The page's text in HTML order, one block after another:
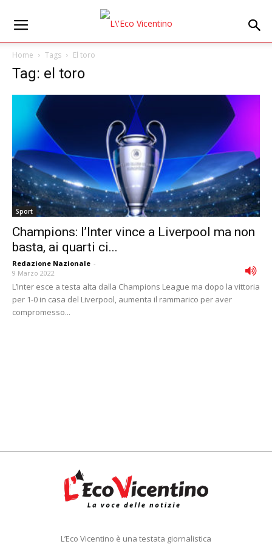
Home Tags El toro
Tag: el toro
Sport
Champions: l’Inter vince a Liverpool ma non
basta, ai quarti ci...
Redazione Nazionale -
9 Marzo 2022
L’Inter esce a testa alta dalla Champions League ma dopo la vittoria
per 1-0 in casa del Liverpool, aumenta il rammarico per aver
compromesso...
L’Eco Vicentino è una testata giornalistica